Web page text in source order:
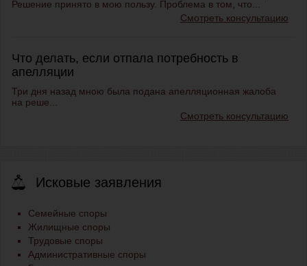
Решение принято в мою пользу. Проблема в том, что...
Смотреть консультацию
Что делать, если отпала потребность в
апелляции
Три дня назад мною была подана апелляционная жалоба
на реше...
Смотреть консультацию
Исковые заявления
Семейные споры
Жилищные споры
Трудовые споры
Административные споры